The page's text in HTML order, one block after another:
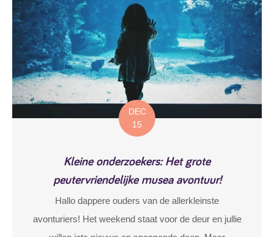
DEC
15
Kleine onderzoekers: Het grote
peutervriendelijke musea avontuur!
Hallo dappere ouders van de allerkleinste
avonturiers! Het weekend staat voor de deur en jullie